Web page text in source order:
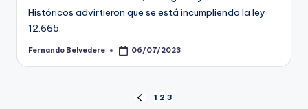
Históricos advirtieron que se está incumpliendo la ley
12.665.
Posted
Fernando Belvedere 06/07/2023
PREVIOUS
1 2 3